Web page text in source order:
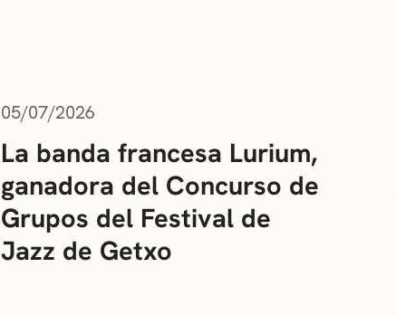
05/07/2026
La banda francesa Lurium,
ganadora del Concurso de
Grupos del Festival de
Jazz de Getxo